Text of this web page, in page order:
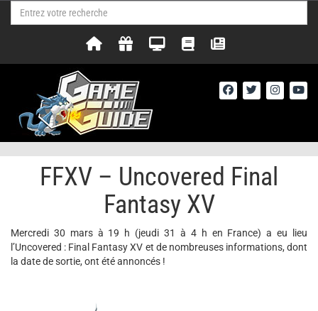
FFXV – Uncovered Final
Fantasy XV
Mercredi 30 mars à 19 h (jeudi 31 à 4 h en France) a eu lieu
l’Uncovered : Final Fantasy XV et de nombreuses informations, dont
la date de sortie, ont été annoncés !